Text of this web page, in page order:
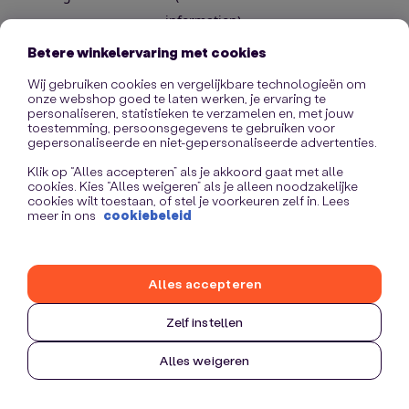
information).
Betere winkelervaring met cookies
Wij gebruiken cookies en vergelijkbare technologieën om
onze webshop goed te laten werken, je ervaring te
personaliseren, statistieken te verzamelen en, met jouw
toestemming, persoonsgegevens te gebruiken voor
gepersonaliseerde en niet-gepersonaliseerde advertenties.
Klik op “Alles accepteren” als je akkoord gaat met alle
cookies. Kies “Alles weigeren” als je alleen noodzakelijke
cookies wilt toestaan, of stel je voorkeuren zelf in. Lees
meer in ons cookiebeleid
Zelf instellen
Alles weigeren
Alles accepteren